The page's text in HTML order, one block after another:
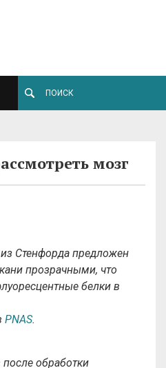
мозг
Стенфорда предложен
прозрачными, что
белки в
PNAS.
обработки